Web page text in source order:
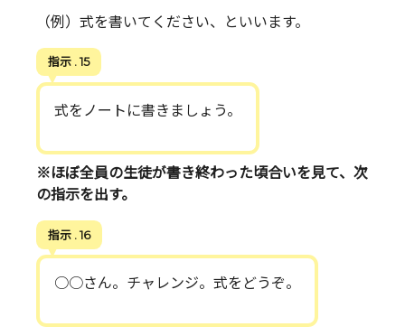
（例）式を書いてください、といいます。
指示 . 15
式をノートに書きましょう。
※ほぼ全員の生徒が書き終わった頃合いを見て、次
の指示を出す。
指示 . 16
○○さん。チャレンジ。式をどうぞ。